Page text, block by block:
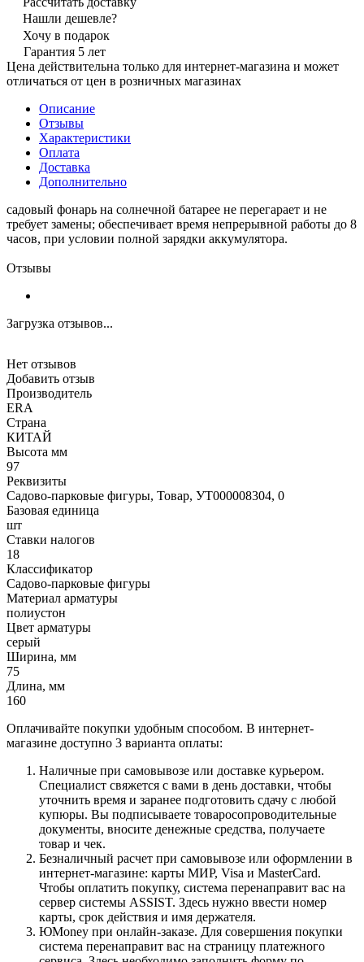
Нашли дешевле?
Хочу в подарок
Гарантия 5 лет
Цена действительна только для интернет-магазина и может
отличаться от цен в розничных магазинах
Описание
Отзывы
Характеристики
Оплата
Доставка
Дополнительно
садовый фонарь на солнечной батарее не перегарает и не
требует замены; обеспечивает время непрерывной работы до 8
часов, при условии полной зарядки аккумулятора.
Отзывы
Загрузка отзывов...
Нет отзывов
Добавить отзыв
Производитель
ERA
Страна
КИТАЙ
Высота мм
97
Реквизиты
Садово-парковые фигуры, Товар, УТ000008304, 0
Базовая единица
шт
Ставки налогов
18
Классификатор
Садово-парковые фигуры
Материал арматуры
полиустон
Цвет арматуры
серый
Ширина, мм
75
Длина, мм
160
Оплачивайте покупки удобным способом. В интернет-
магазине доступно 3 варианта оплаты:
Наличные при самовывозе или доставке курьером.
Специалист свяжется с вами в день доставки, чтобы
уточнить время и заранее подготовить сдачу с любой
купюры. Вы подписываете товаросопроводительные
документы, вносите денежные средства, получаете
товар и чек.
Безналичный расчет при самовывозе или оформлении в
интернет-магазине: карты МИР, Visa и MasterCard.
Чтобы оплатить покупку, система перенаправит вас на
сервер системы ASSIST. Здесь нужно ввести номер
карты, срок действия и имя держателя.
ЮMoney при онлайн-заказе. Для совершения покупки
система перенаправит вас на страницу платежного